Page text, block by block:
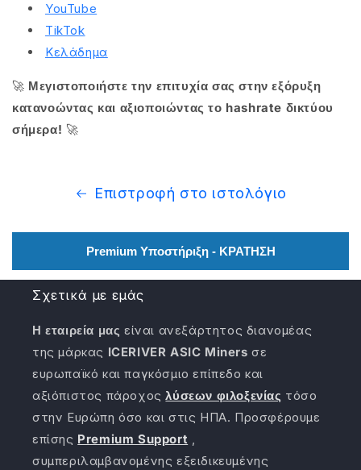
YouTube
TikTok
Κελάδημα
🚀 Μεγιστοποιήστε την επιτυχία σας στην εξόρυξη
κατανοώντας και αξιοποιώντας το hashrate δικτύου
σήμερα! 🚀
Επιστροφή στο ιστολόγιο
Premium Υποστήριξη - ΚΡΑΤΗΣΗ
Σχετικά με εμάς
Η εταιρεία μας είναι ανεξάρτητος διανομέας
της μάρκας ICERIVER ASIC Miners σε
ευρωπαϊκό και παγκόσμιο επίπεδο και
αξιόπιστος πάροχοςλύσεων φιλοξενίας τόσο
στην Ευρώπη όσο και στις ΗΠΑ. Προσφέρουμε
επίσης Premium Support ,
συμπεριλαμβανομένης εξειδικευμένης